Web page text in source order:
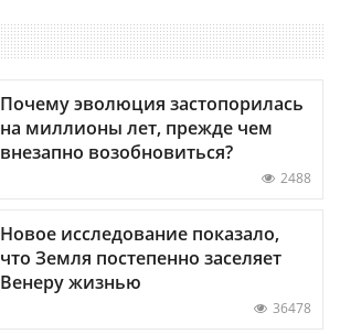
Почему эволюция застопорилась
на миллионы лет, прежде чем
внезапно возобновиться?
2488
Новое исследование показало,
что Земля постепенно заселяет
Венеру жизнью
36478